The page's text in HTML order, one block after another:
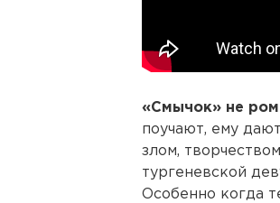
«Смычок» не
поучают, ему
злом,
тургеневской
Особенно когда